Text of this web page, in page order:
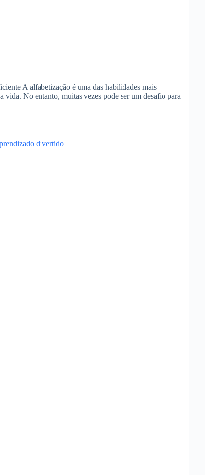
A alfabetização é uma das habilidades mais
vida. No entanto, muitas vezes pode ser um desafio para
divertido